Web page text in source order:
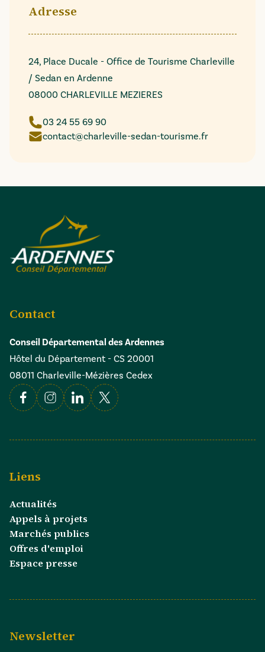
Adresse
24, Place Ducale - Office de Tourisme Charleville
/ Sedan en Ardenne
08000 CHARLEVILLE MEZIERES
03 24 55 69 90
contact@charleville-sedan-tourisme.fr
Contact
Conseil Départemental des Ardennes
Hôtel du Département - CS 20001
08011 Charleville-Mézières Cedex
FacebookInstagramLinkedin
X
Liens
Actualités
Appels à projets
Marchés publics
Offres d'emploi
Espace presse
Newsletter